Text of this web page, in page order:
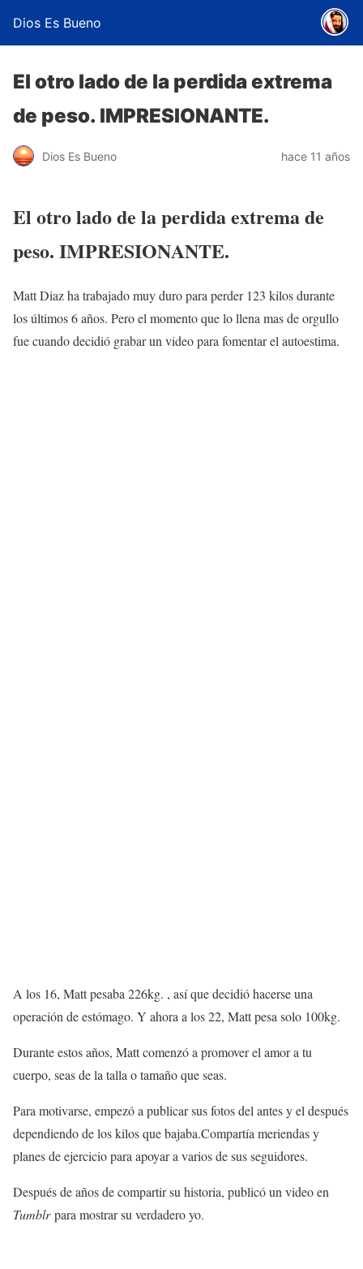
Dios Es Bueno
El otro lado de la perdida extrema
de peso. IMPRESIONANTE.
Dios Es Bueno hace 11 años
El otro lado de la perdida extrema de
peso. IMPRESIONANTE.
Matt Diaz ha trabajado muy duro para perder 123 kilos durante
los últimos 6 años. Pero el momento que lo llena mas de orgullo
fue cuando decidió grabar un video para fomentar el autoestima.
A los 16, Matt pesaba 226kg. , así que decidió hacerse una
operación de estómago. Y ahora a los 22, Matt pesa solo 100kg.
Durante estos años, Matt comenzó a promover el amor a tu
cuerpo, seas de la talla o tamaño que seas.
Para motivarse, empezó a publicar sus fotos del antes y el después
dependiendo de los kilos que bajaba.Compartía meriendas y
planes de ejercicio para apoyar a varios de sus seguidores.
Después de años de compartir su historia, publicó un video en
Tumblrpara mostrar su verdadero yo.